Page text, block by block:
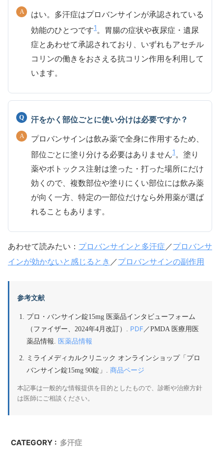
はい。多汗症はプロバンサインが承認されている
効能のひとつです1。胃腸の症状や夜尿症・遺尿
症とあわせて承認されており、いずれもアセチル
コリンの働きをおさえる抗コリン作用を利用して
います。
汗をかく部位ごとに使い分けは必要ですか？
プロバンサインは飲み薬で全身に作用するため、
部位ごとに塗り分ける必要はありません1。塗り
薬やボトックス注射は塗った・打った場所にだけ
効くので、複数部位や塗りにくい部位には飲み薬
が向く一方、特定の一部位だけなら外用薬が選ば
れることもあります。
あわせて読みたい： プロバンサインと多汗症 ／プロバンサ
インが効かないと感じるとき ／プロバンサインの副作用
参考文献
プロ・バンサイン錠15mg 医薬品インタビューフォーム
（ファイザー、2024年4月改訂）. PDF ／PMDA 医療用医
薬品情報. 医薬品情報
ミライメディカルクリニック オンラインショップ「プロ
バンサイン錠15mg 90錠」. 商品ページ
本記事は一般的な情報提供を目的としたもので、診断や治療方針
は医師にご相談ください。
CATEGORY : 多汗症